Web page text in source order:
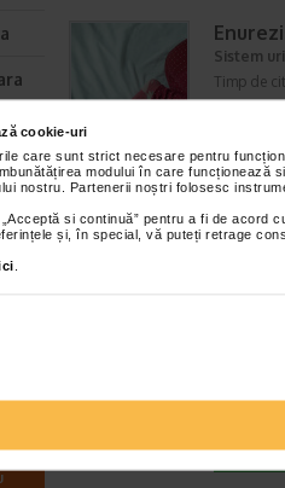
cookie-uri
care sunt strict necesare pentru
modului în care funcționează
nostru. Partenerii noștri folosesc
si continuă” pentru a fi de acord
și, în special, vă puteți retrage
Sistem
Timp de
cat si al
plin,
In cele